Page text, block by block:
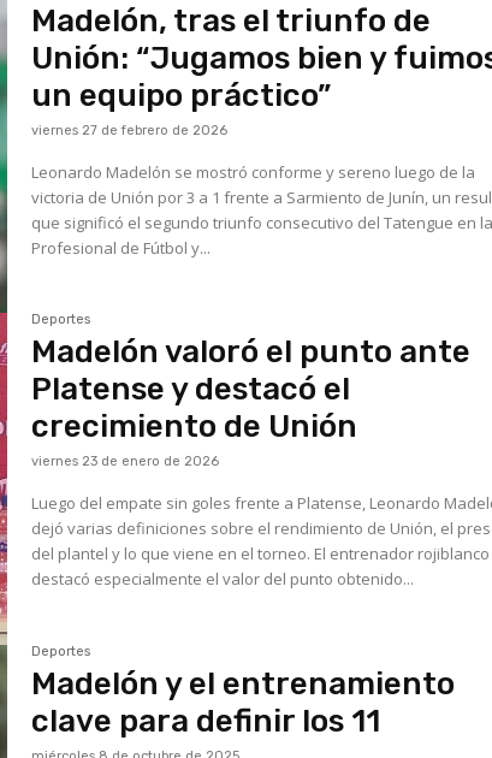
Madelón, tras el triunfo de
Unión: “Jugamos bien y
un equipo práctico”
viernes 27 de febrero de 2026
Leonardo Madelón se mostró conforme y sereno luego de la
victoria de Unión por 3 a 1 frente a Sarmiento de Junín, un
que significó el segundo triunfo consecutivo del Tatengue en
Profesional de Fútbol y...
Deportes
Madelón valoró el punto ante
Platense y destacó el
crecimiento de Unión
viernes 23 de enero de 2026
Luego del empate sin goles frente a Platense, Leonardo
dejó varias definiciones sobre el rendimiento de Unión, el
del plantel y lo que viene en el torneo. El entrenador rojiblanco
destacó especialmente el valor del punto obtenido...
Deportes
Madelón y el entrenamiento
clave para definir los 11